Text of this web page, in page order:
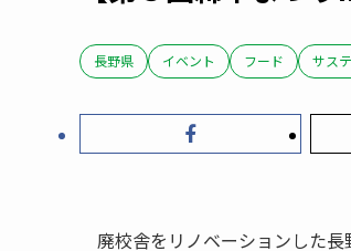
長野県 イベント フード サス
廃校舎をリノベーションした